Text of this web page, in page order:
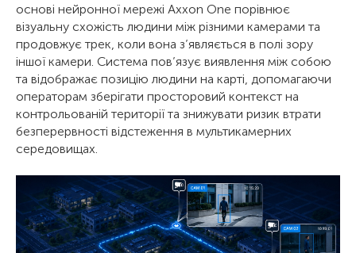
основі нейронної мережі Axxon One порівнює
візуальну схожість людини між різними камерами та
продовжує трек, коли вона з’являється в полі зору
іншої камери. Система пов’язує виявлення між собою
та відображає позицію людини на карті, допомагаючи
операторам зберігати просторовий контекст на
контрольованій території та знижувати ризик втрати
безперервності відстеження в мультикамерних
середовищах.